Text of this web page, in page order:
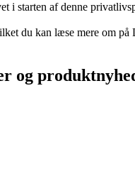
i starten af denne
du kan læse mere om
og